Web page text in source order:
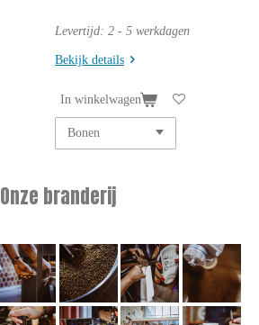
Levertijd: 2 - 5 werkdagen
Bekijk details
In winkelwagen
Onze branderij